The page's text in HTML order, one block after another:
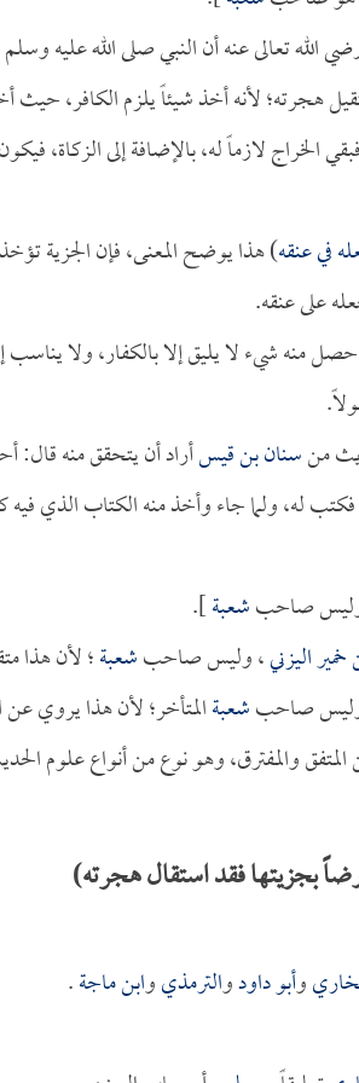
الله تعالى عنه أن النبي صلى الله عليه
هجرته؛ لأنه أخذ شيئاً يلزم الكافر، حيث
الخراج لازماً له، بالإضافة إلى الزكاة،
في عنقه) هذا يوضح المعنى، فإن الجزية
على عنقه.
منه شيء لا يليق إلا بالكفار، ولا يناسب
منسنان بن قيسأراد أن يتحقق منه قال:
فكتب له، ولما جاء وأخذ منه الكتاب الذي
صاحبشعبة].
اليزني، وليس صاحبشعبة؛ لأن هذا
وليس صاحبشعبةالمتأخر؛ لأن هذا يروي
والمفترق، وهو نوع من أنواع علوم
بجزيتها فقد استقال هجرته)
وأبو داودوالترمذيوابن ماجة.